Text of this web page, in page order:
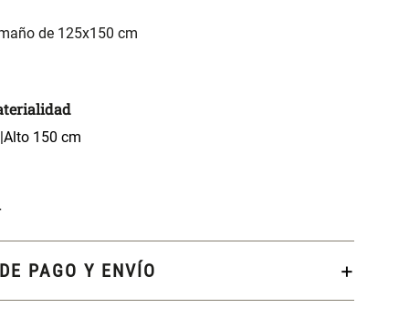
de 125x150 cm
150 cm
PAGO Y ENVÍO